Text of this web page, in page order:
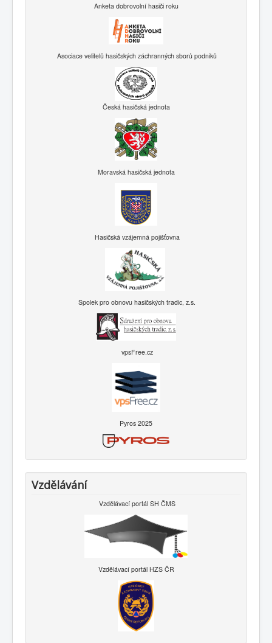
Anketa dobrovolní hasiči roku
Asociace velitelů hasičských záchranných sborů podniků
Česká hasičská jednota
Moravská hasičská jednota
Hasičská vzájemná pojišťovna
Spolek pro obnovu hasičských tradic, z.s.
vpsFree.cz
Pyros 2025
Vzdělávání
Vzdělávací portál SH ČMS
Vzdělávací portál HZS ČR